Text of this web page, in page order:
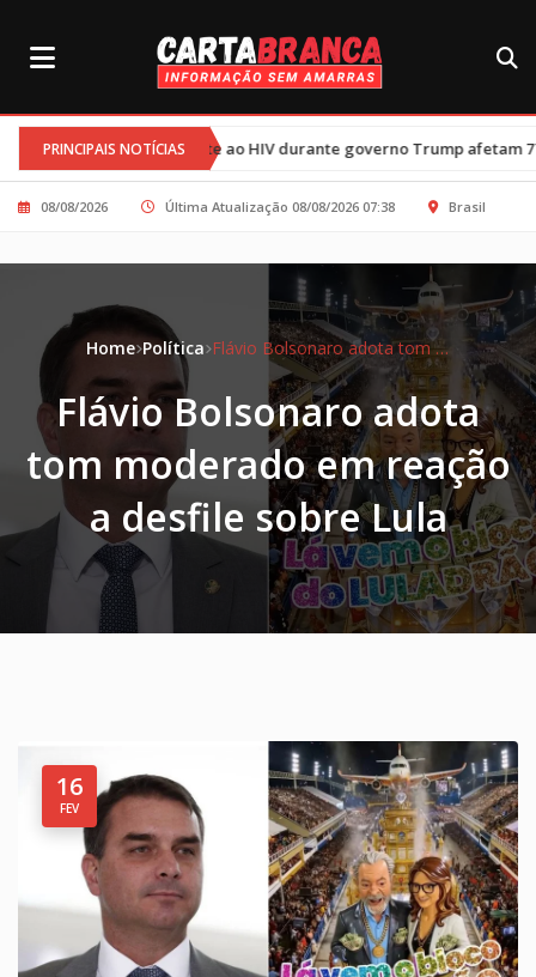
PRINCIPAIS NOTÍCIAS
combate ao HIV durante governo Trump afetam 77 mil crianças
08/08/2026 Última Atualização 08/08/2026 07:38 Brasil
Home Política Flávio Bolsonaro adota tom moderado em reação a desfile sobre Lula
Flávio Bolsonaro adota
tom moderado em reação
a desfile sobre Lula
16
FEV